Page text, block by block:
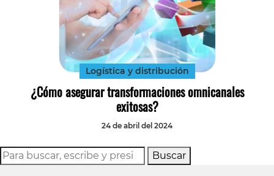
Logística y distribución
¿Cómo asegurar transformaciones omnicanales
exitosas?
24 de abril del 2024
Buscar